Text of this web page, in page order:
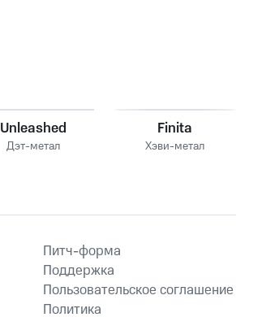
Unleashed
Дэт-метал
Finita
Хэви-метал
Питч-форма
Поддержка
Пользовательское соглашение
Политика